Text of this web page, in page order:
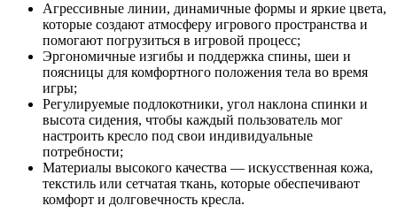
Агрессивные линии, динамичные формы и яркие цвета,
которые создают атмосферу игрового пространства и
помогают погрузиться в игровой процесс;
Эргономичные изгибы и поддержка спины, шеи и
поясницы для комфортного положения тела во время
игры;
Регулируемые подлокотники, угол наклона спинки и
высота сидения, чтобы каждый пользователь мог
настроить кресло под свои индивидуальные
потребности;
Материалы высокого качества — искусственная кожа,
текстиль или сетчатая ткань, которые обеспечивают
комфорт и долговечность кресла.